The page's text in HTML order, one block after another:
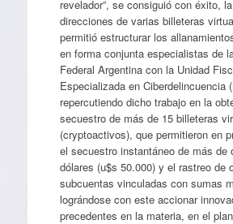
revelador”, se consiguió con éxito,
direcciones de varias billeteras
permitió estructurar los
en forma conjunta especialistas de
Federal Argentina con la Unidad
Especializada en Ciberdelincuencia
repercutiendo dicho trabajo en la
secuestro de más de 15 billeteras
(cryptoactivos), que permitieron en
el secuestro instantáneo de más de
dólares (u$s 50.000) y el rastreo de
subcuentas vinculadas con sumas
lográndose con este accionar
precedentes en la materia, en el